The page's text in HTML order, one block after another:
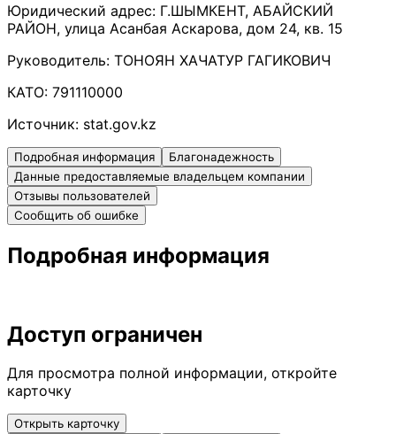
Юридический адрес: Г.ШЫМКЕНТ, АБАЙСКИЙ
РАЙОН, улица Асанбая Аскарова, дом 24, кв. 15
Руководитель: ТОНОЯН ХАЧАТУР ГАГИКОВИЧ
КАТО: 791110000
Источник: stat.gov.kz
Подробная информация
Благонадежность
Данные предоставляемые владельцем компании
Отзывы пользователей
Сообщить об ошибке
Подробная информация
Доступ ограничен
Для просмотра полной информации, откройте
карточку
Открыть карточку